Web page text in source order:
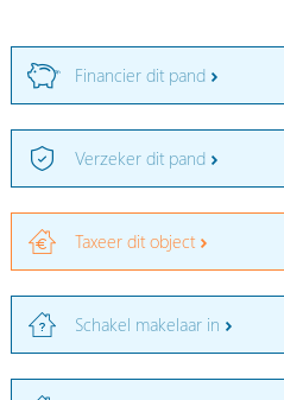
Financier dit pand
Verzeker dit pand
Taxeer dit object
Schakel makelaar in